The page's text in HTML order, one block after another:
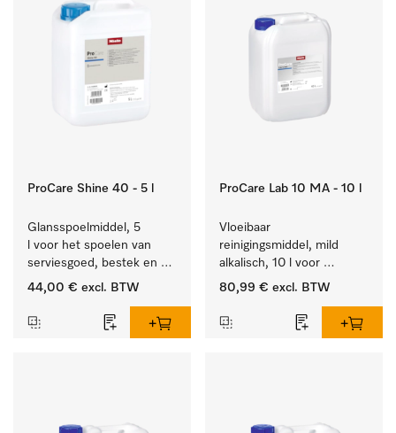
ProCare Shine 40 - 5 l
Glansspoelmiddel, 5
l voor het spoelen van
serviesgoed, bestek en
ideaal voor glazen.
44,00 € excl. BTW
ProCare Lab 10 MA - 10 l
Vloeibaar
reinigingsmiddel, mild
alkalisch, 10 l voor
materiaalbesparende,
laboratoriumglasw. en -
80,99 € excl. BTW